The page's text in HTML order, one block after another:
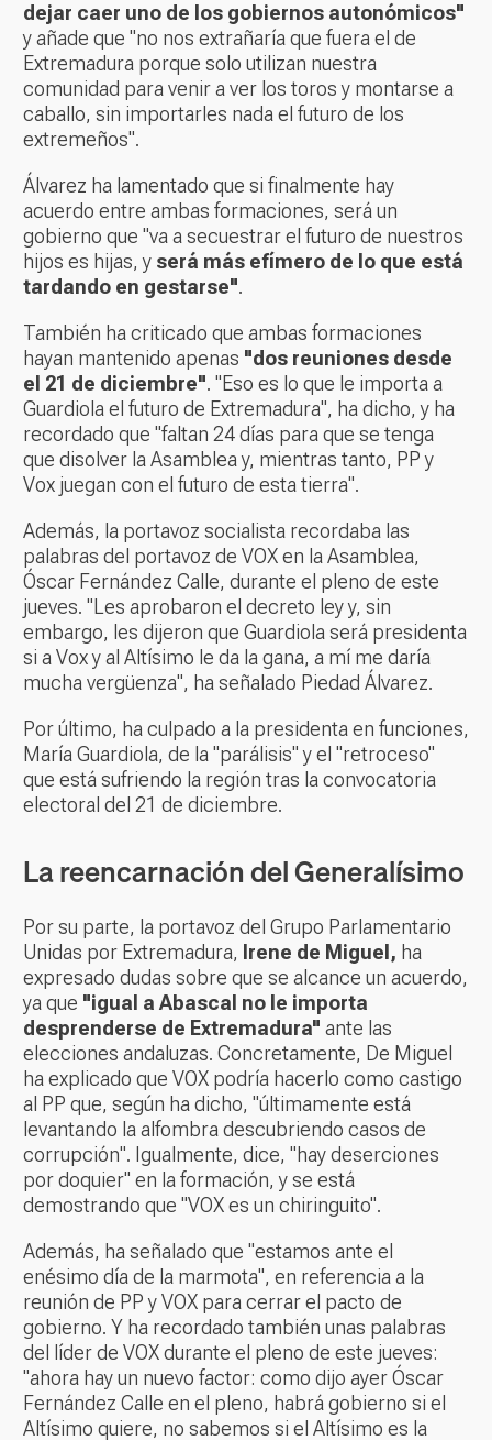
dejar caer uno de los gobiernos autonómicos"
y añade que "no nos extrañaría que fuera el de
Extremadura porque solo utilizan nuestra
comunidad para venir a ver los toros y montarse a
caballo, sin importarles nada el futuro de los
extremeños".
Álvarez ha lamentado que si finalmente hay
acuerdo entre ambas formaciones, será un
gobierno que "va a secuestrar el futuro de nuestros
hijos es hijas, y será más efímero de lo que está
tardando en gestarse".
También ha criticado que ambas formaciones
hayan mantenido apenas "dos reuniones desde
el 21 de diciembre". "Eso es lo que le importa a
Guardiola el futuro de Extremadura", ha dicho, y ha
recordado que "faltan 24 días para que se tenga
que disolver la Asamblea y, mientras tanto, PP y
Vox juegan con el futuro de esta tierra".
Además, la portavoz socialista recordaba las
palabras del portavoz de VOX en la Asamblea,
Óscar Fernández Calle, durante el pleno de este
jueves. "Les aprobaron el decreto ley y, sin
embargo, les dijeron que Guardiola será presidenta
si a Vox y al Altísimo le da la gana, a mí me daría
mucha vergüenza", ha señalado Piedad Álvarez.
Por último, ha culpado a la presidenta en funciones,
María Guardiola, de la "parálisis" y el "retroceso"
que está sufriendo la región tras la convocatoria
electoral del 21 de diciembre.
La reencarnación del Generalísimo
Por su parte, la portavoz del Grupo Parlamentario
Unidas por Extremadura, Irene de Miguel, ha
expresado dudas sobre que se alcance un acuerdo,
ya que "igual a Abascal no le importa
desprenderse de Extremadura" ante las
elecciones andaluzas. Concretamente, De Miguel
ha explicado que VOX podría hacerlo como castigo
al PP que, según ha dicho, "últimamente está
levantando la alfombra descubriendo casos de
corrupción". Igualmente, dice, "hay deserciones
por doquier" en la formación, y se está
demostrando que "VOX es un chiringuito".
Además, ha señalado que "estamos ante el
enésimo día de la marmota", en referencia a la
reunión de PP y VOX para cerrar el pacto de
gobierno. Y ha recordado también unas palabras
del líder de VOX durante el pleno de este jueves:
"ahora hay un nuevo factor: como dijo ayer Óscar
Fernández Calle en el pleno, habrá gobierno si el
Altísimo quiere, no sabemos si el Altísimo es la